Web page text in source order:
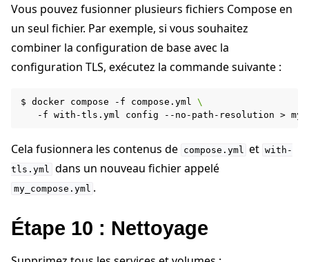
Vous pouvez fusionner plusieurs fichiers Compose en
un seul fichier. Par exemple, si vous souhaitez
combiner la configuration de base avec la
configuration TLS, exécutez la commande suivante :
$ docker compose -f compose.yml \
-f with-tls.yml config --no-path-resolution >
Cela fusionnera les contenus de compose.yml et with-
tls.yml dans un nouveau fichier appelé
my_compose.yml .
Étape 10 : Nettoyage